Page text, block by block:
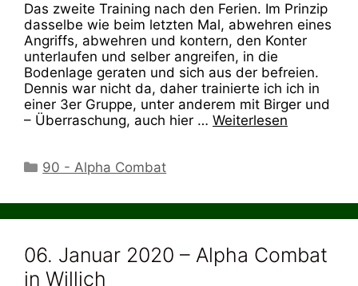
Das zweite Training nach den Ferien. Im Prinzip
dasselbe wie beim letzten Mal, abwehren eines
Angriffs, abwehren und kontern, den Konter
unterlaufen und selber angreifen, in die
Bodenlage geraten und sich aus der befreien.
Dennis war nicht da, daher trainierte ich ich in
einer 3er Gruppe, unter anderem mit Birger und
– Überraschung, auch hier … Weiterlesen
Kategorien
90 - Alpha Combat
06. Januar 2020 – Alpha Combat
in Willich